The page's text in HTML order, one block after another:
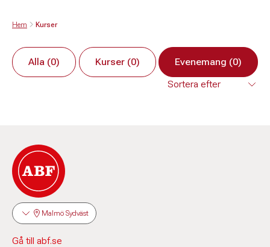
Hem Kurser
Alla (0) Kurser (0) Evenemang (0)
Malmö Sydväst
Gå till abf.se